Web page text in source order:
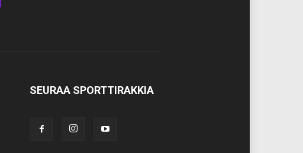
SEURAA SPORTTIRAKKIA